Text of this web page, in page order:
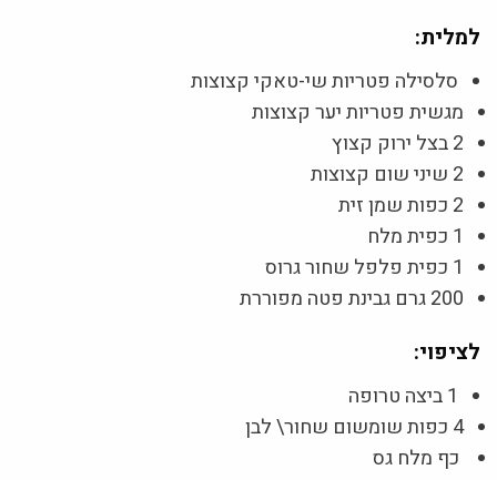
למלית:
סלסילה פטריות שי-טאקי קצוצות
מגשית פטריות יער קצוצות
2 בצל ירוק קצוץ
2 שיני שום קצוצות
2 כפות שמן זית
1 כפית מלח
1 כפית פלפל שחור גרוס
200 גרם גבינת פטה מפוררת
לציפוי:
1 ביצה טרופה
4 כפות שומשום שחור\ לבן
כף מלח גס